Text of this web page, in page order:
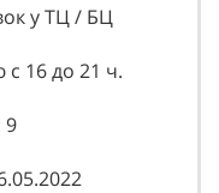
у ТЦ / БЦ
16 до 21 ч.
9